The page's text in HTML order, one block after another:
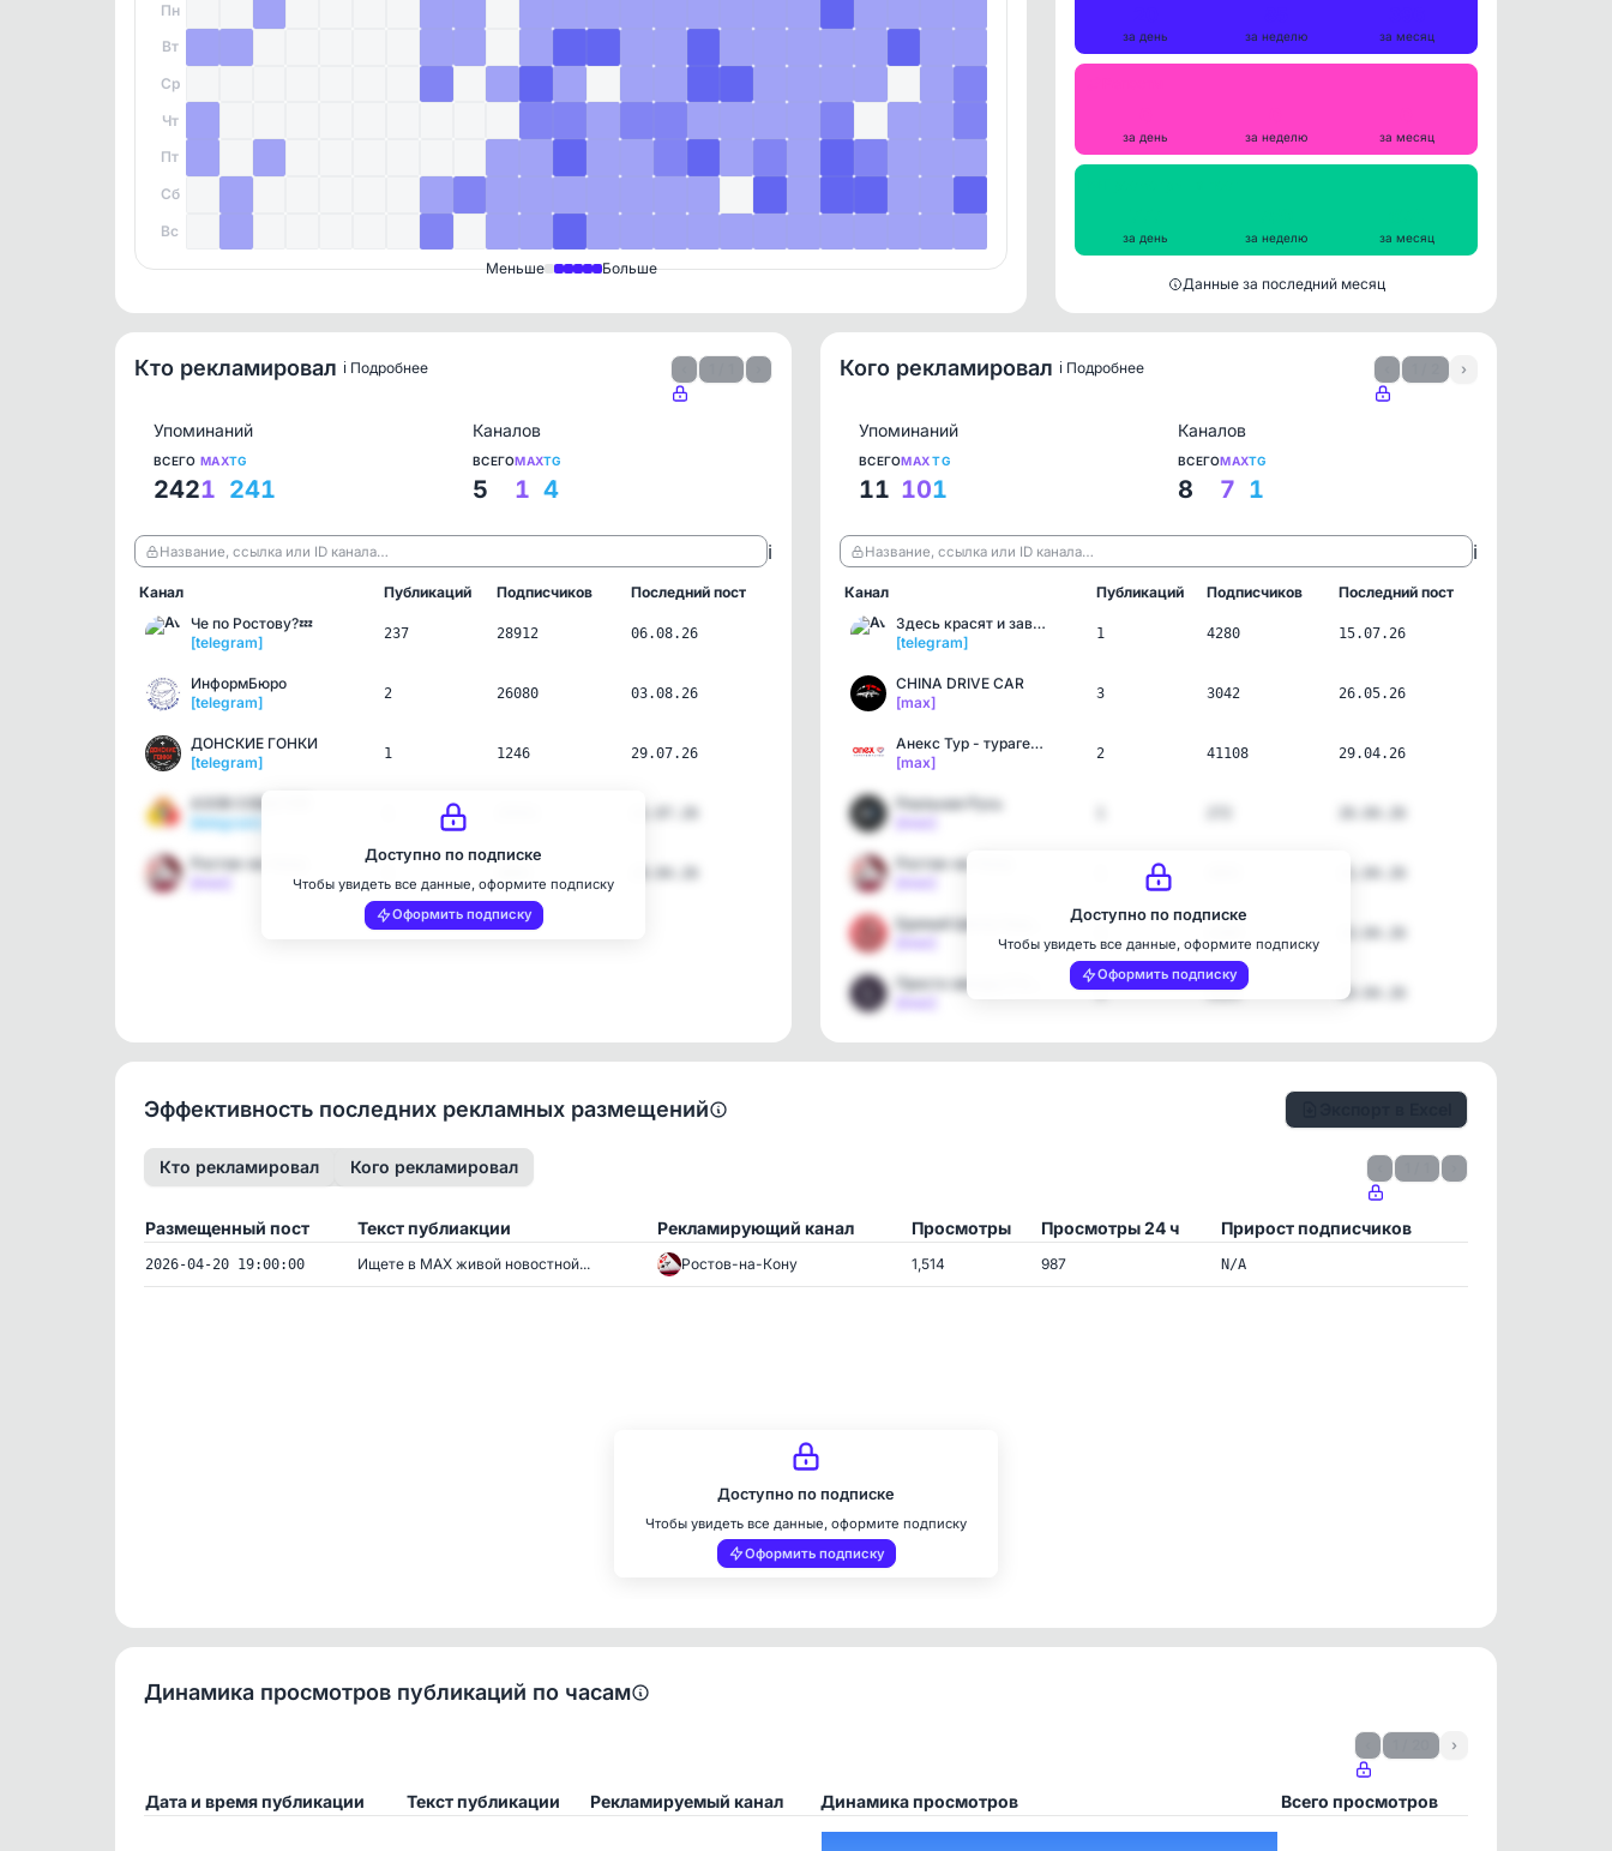
Пн
Вт
Ср
Чт
Пт
Сб
Вс
Меньше Больше
за день за неделю за месяц
за день за неделю за месяц
за день за неделю за месяц
Данные за последний месяц
Кто рекламировал ℹ️ Подробнее
Упоминаний
ВСЕГО
242
MAX
1
TG
241
Каналов
ВСЕГО
5
MAX
1
TG
4
Название, ссылка или ID канала… ℹ️
Канал Публикаций Подписчиков
Последний пост
Че по Ростову?💤
[telegram]
237 28912 06.08.26
ИнформБюро
[telegram]
2 26080 03.08.26
ДОНСКИЕ ГОНКИ
[telegram]
1 1246 29.07.26
АЗОВ СОБЫТИЯ
[telegram]
Ростов-на-Кону
Доступно по подписке
Чтобы увидеть все данные, оформите подписку
Оформить подписку
Кого рекламировал ℹ️ Подробнее ›
Упоминаний
ВСЕГО
11
MAX
10
TG
1
Каналов
ВСЕГО
8
MAX
7
TG
1
Название, ссылка или ID канала… ℹ️
Канал Публикаций Подписчиков
Последний пост
Здесь красят и завивают
[telegram]
1 4280 15.07.26
CHINA DRIVE CAR
[max]
3 3042 26.05.26
Анекс Тур - турагентство
[max]
2 41108 29.04.26
Реальная Русь
Ростов-на-Кону
1 1121 10.04.26
Доступно по подписке
Чтобы увидеть все данные, оформите подписку
Оформить подписку
Эффективность последних рекламных размещений
Кто рекламировал Кого рекламировал
Размещенный пост Текст публиакции Рекламирующий канал Просмотры Просмотры 24 ч Прирост подписчиков
2026-04-20 19:00:00 Ищете в МАХ живой новостной... Ростов-на-Кону 1,514 987 N/A
Доступно по подписке
Чтобы увидеть все данные, оформите подписку
Оформить подписку
Динамика просмотров публикаций по часам
›
Дата и время публикации Текст публикации Рекламируемый канал Динамика просмотров Всего просмотров